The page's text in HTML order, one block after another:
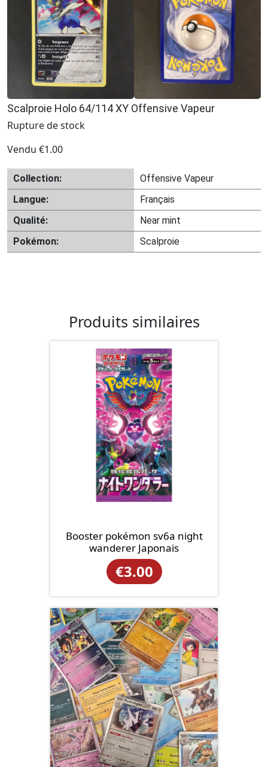
Scalproie Holo 64/114 XY Offensive Vapeur
Rupture de stock
Vendu €1.00
Collection:
Offensive Vapeur
Langue:
Français
Qualité:
Near mint
Pokémon:
Scalproie
Produits similaires
Booster pokémon sv6a night
wanderer Japonais
€3.00